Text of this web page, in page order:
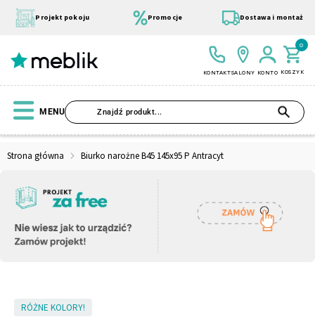
treści
Projekt pokoju Promocje Dostawa i montaż
KONTAKTSALONY KONTO KOSZYK
0
MENU
Strona główna Biurko narożne B45 145x95 P Antracyt
SkipRÓŻNE KOLORY!
Wszystkie Kolekcje Modułowe
Szafa Łóżko
Materace Pufy